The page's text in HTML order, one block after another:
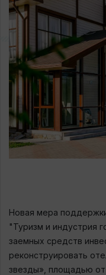
Новая мера
"Туризм и индустрия
заемных средств
реконструировать
звезды», площадью